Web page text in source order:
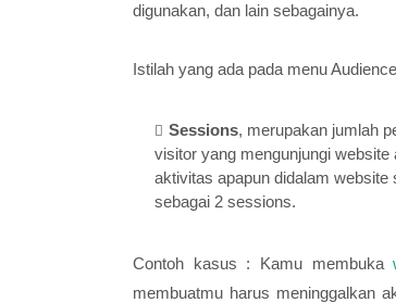
digunakan, dan lain sebagainya.
Istilah yang ada pada menu
Sessions, merupakan jumlah
visitor yang mengunjungi
aktivitas apapun didalam
sebagai 2 sessions.
Contoh kasus : Kamu membuka
membuatmu harus meninggalkan